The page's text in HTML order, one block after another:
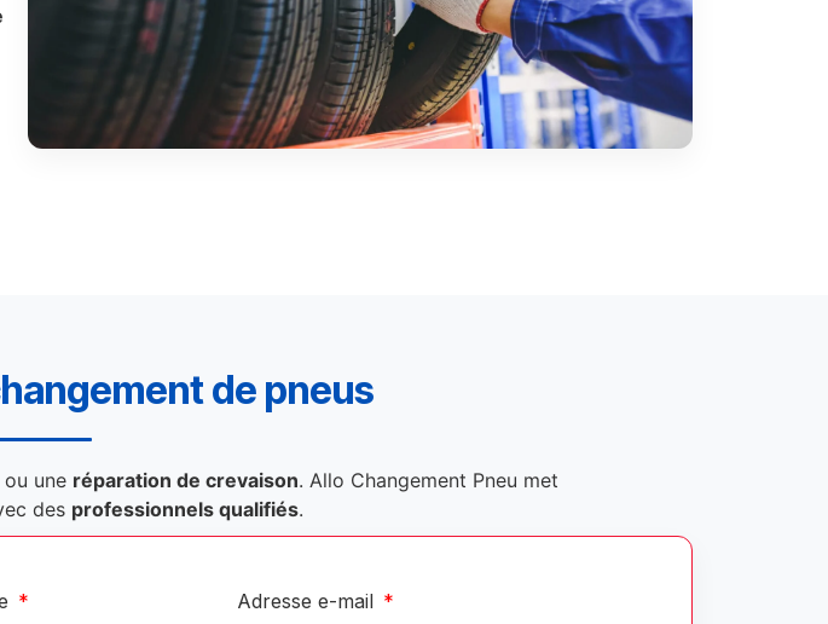
de pneus
une réparation de crevaison. Allo Changement Pneu met
des professionnels qualifiés.
Adresse e-mail